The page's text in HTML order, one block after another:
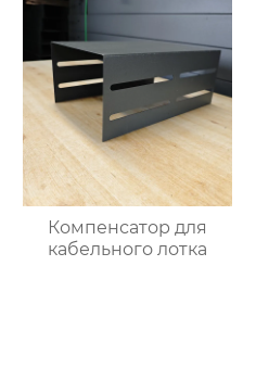
Компенсатор для
кабельного лотка